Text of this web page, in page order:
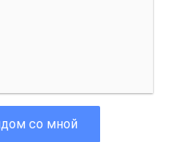
со мной